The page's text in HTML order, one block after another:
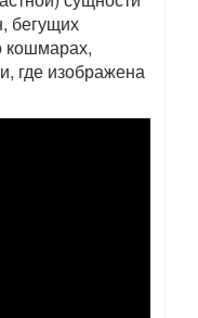
бегущих
кошмарах,
где изображена